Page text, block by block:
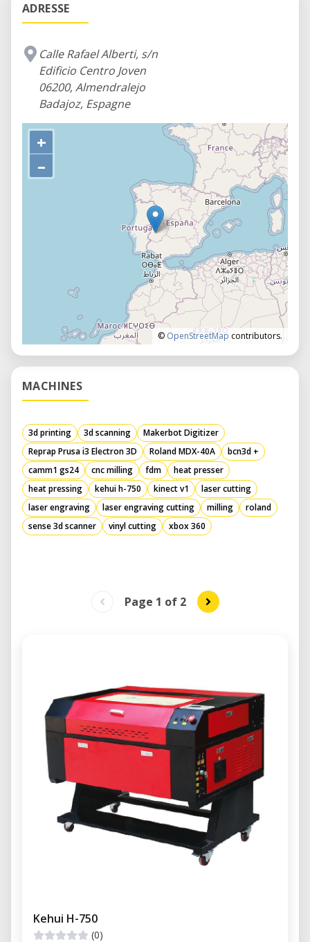
ADRESSE
Calle Rafael Alberti, s/n
Edificio Centro Joven
06200, Almendralejo
Badajoz, Espagne
+
–
© OpenStreetMap contributors.
MACHINES
3d printing 3d scanning
Makerbot Digitizer
Reprap Prusa i3 Electron 3D
Roland MDX-40A
bcn3d +
camm1 gs24
cnc milling fdm
heat presser
heat pressing
kehui h-750 kinect v1
laser cutting
laser engraving
laser engraving cutting milling
roland
sense 3d scanner
vinyl cutting xbox 360
Page 1 of 2
Kehui H-750
(0)